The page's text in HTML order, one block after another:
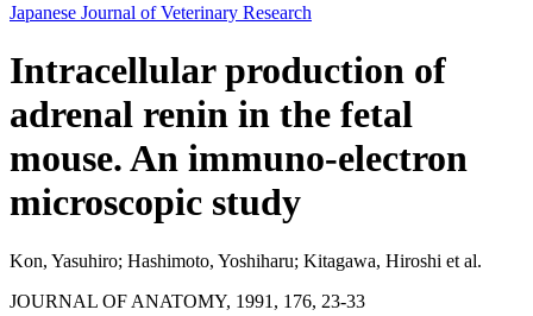
Japanese Journal of Veterinary Research
Intracellular production of
adrenal renin in the fetal
mouse. An immuno-electron
microscopic study
Kon, Yasuhiro; Hashimoto, Yoshiharu; Kitagawa, Hiroshi et al.
JOURNAL OF ANATOMY, 1991, 176, 23-33